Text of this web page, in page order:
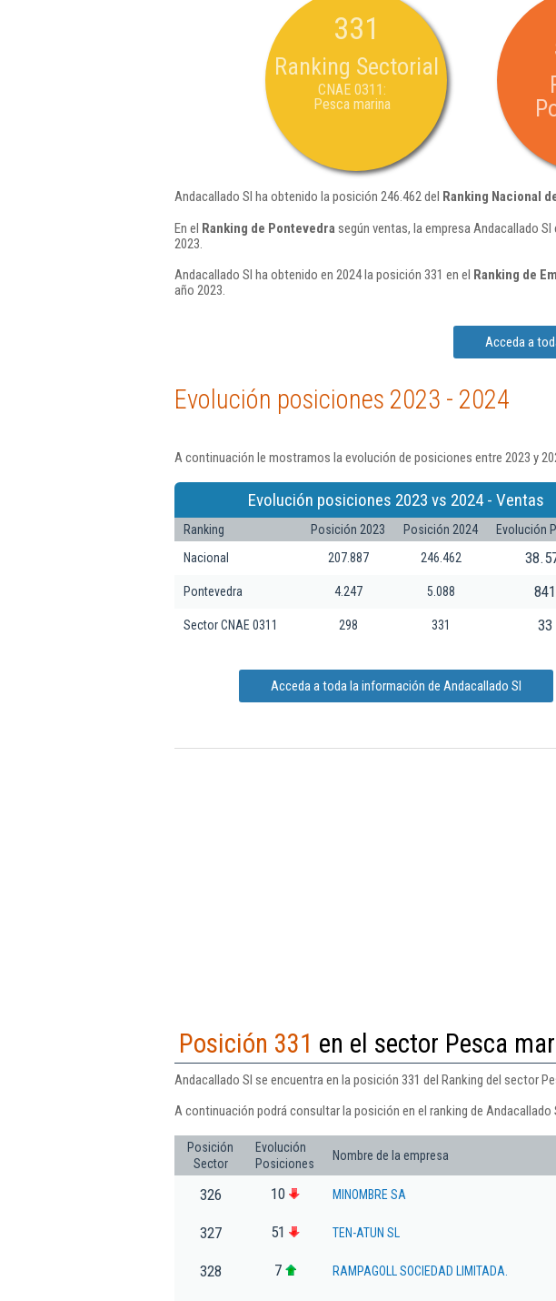
331
Ranking Sectorial
CNAE 0311:
Pesca marina
Andacallado Sl ha obtenido la posición 246.462 del Ranking Nacional
En el Ranking de Pontevedra según ventas, la empresa Andacallado
2023.
Andacallado Sl ha obtenido en 2024 la posición 331 en el Ranking de
año 2023.
Acceda a
Evolución posiciones 2023 - 2024
A continuación le mostramos la evolución de posiciones entre 2023 y
Evolución posiciones 2023 vs 2024 - Ventas
Ranking Posición 2023 Posición 2024
Evolución
Nacional
207.887 246.462
Pontevedra 4.247 5.088 841
Sector CNAE 0311 298 331 33
Acceda a toda la información de Andacallado Sl
Posición 331 en el sector Pesca
Andacallado Sl se encuentra en la posición 331 del Ranking del sector
A continuación podrá consultar la posición en el ranking de
Posición
Sector
Evolución
Posiciones
Nombre de la empresa
326 10 MINOMBRE SA
327 51 TEN-ATUN SL
328 7 RAMPAGOLL SOCIEDAD LIMITADA.